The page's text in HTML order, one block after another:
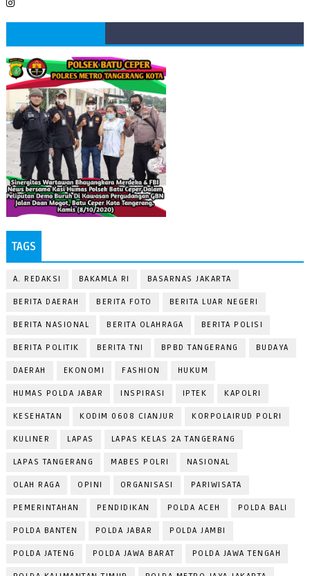
TAGS
A. REDAKSI BAKAMLA RI BASARNAS JAKARTA
BERITA DAERAH BERITA FOTO BERITA LUAR NEGERI
BERITA NASIONAL BERITA OLAHRAGA BERITA POLISI
BERITA POLITIK BERITA TNI BPBD TANGERANG BUDAYA
DAERAH EKONOMI FASHION HUKUM
HUMAS POLDA JABAR INSPIRASI IPTEK KAPOLRI
KESEHATAN KODIM 0608 CIANJUR KORPOLAIRUD POLRI
KULINER LAPAS LAPAS KELAS 2A TANGERANG
LAPAS TANGERANG MABES POLRI NASIONAL
OLAH RAGA OPINI ORGANISASI PARIWISATA
PEMERINTAHAN PENDIDIKAN POLDA ACEH POLDA BALI
POLDA BANTEN POLDA JABAR POLDA JAMBI
POLDA JATENG POLDA JAWA BARAT POLDA JAWA TENGAH